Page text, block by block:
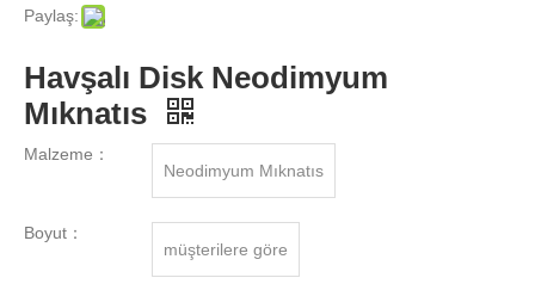
Paylaş:
Havşalı Disk Neodimyum
Mıknatıs
Malzeme：
Neodimyum Mıknatıs
Boyut：
müşterilere göre